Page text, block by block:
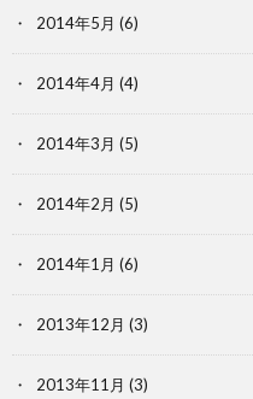
2014年5月 (6)
2014年4月 (4)
2014年3月 (5)
2014年2月 (5)
2014年1月 (6)
2013年12月 (3)
2013年11月 (3)